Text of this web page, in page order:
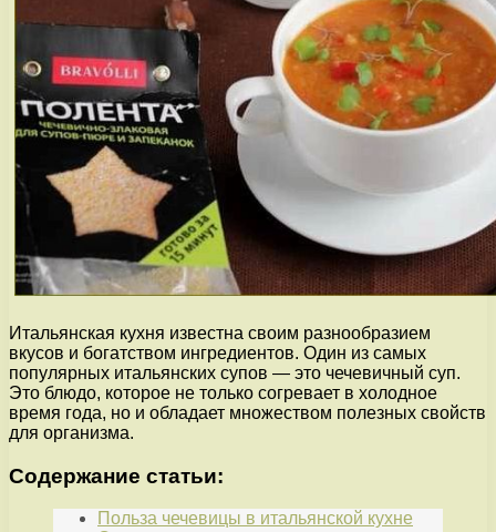
Итальянская кухня известна своим разнообразием
вкусов и богатством ингредиентов. Один из самых
популярных итальянских супов — это чечевичный суп.
Это блюдо, которое не только согревает в холодное
время года, но и обладает множеством полезных свойств
для организма.
Содержание статьи:
Польза чечевицы в итальянской кухне